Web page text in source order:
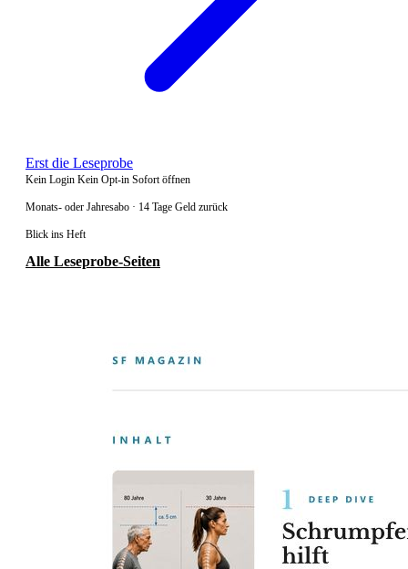
Erst die Leseprobe
Kein Login Kein Opt-in Sofort öffnen
Monats- oder Jahresabo · 14 Tage Geld zurück
Blick ins Heft
Alle Leseprobe-Seiten